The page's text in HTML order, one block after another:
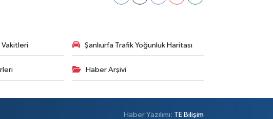
Vakitleri Şanlıurfa Trafik Yoğunluk Haritası
Haber Arşivi
Haber Yazılımı: TE Bilişim